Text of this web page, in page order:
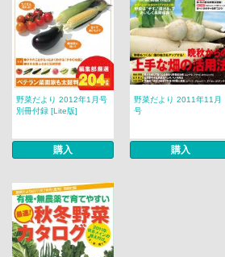
野菜だより 2012年1月号
別冊付録 [Lite版]
購入
野菜だより 2011年11月
号
購入